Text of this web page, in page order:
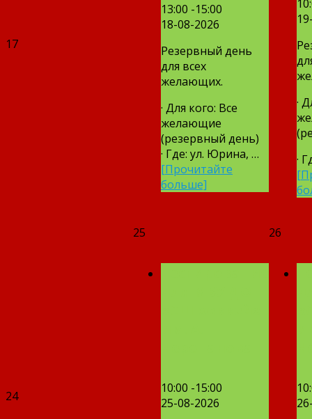
17
13:00 -15:00
18-08-2026
Резервный день
для всех
желающих.
· Для кого: Все
желающие
(резервный день)
· Где: ул. Юрина, …
[Прочитайте
больше]
·
·
24
25
10:00 -15:00
25-08-2026
26